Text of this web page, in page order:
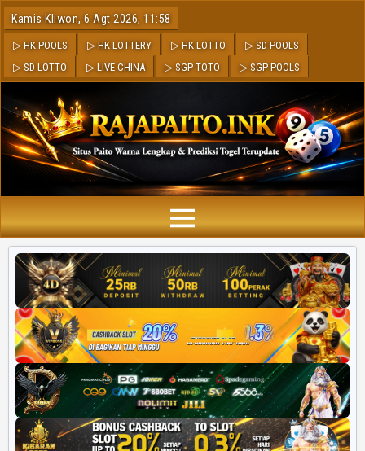
Kamis Kliwon, 6 Agt 2026, 11:58
▷ HK POOLS ▷ HK LOTTERY ▷ HK LOTTO
▷ SD POOLS
▷ SD LOTTO
▷ LIVE CHINA ▷ SGP TOTO ▷ SGP POOLS